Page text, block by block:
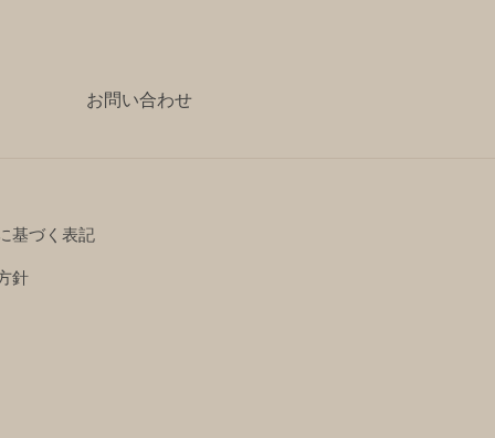
お問い合わせ
基づく表記
針